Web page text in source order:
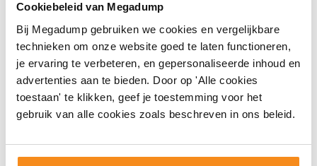
Cookiebeleid van Megadump
Bij Megadump gebruiken we cookies en vergelijkbare
technieken om onze website goed te laten functioneren,
je ervaring te verbeteren, en gepersonaliseerde inhoud en
advertenties aan te bieden. Door op 'Alle cookies
toestaan' te klikken, geef je toestemming voor het
gebruik van alle cookies zoals beschreven in ons beleid.